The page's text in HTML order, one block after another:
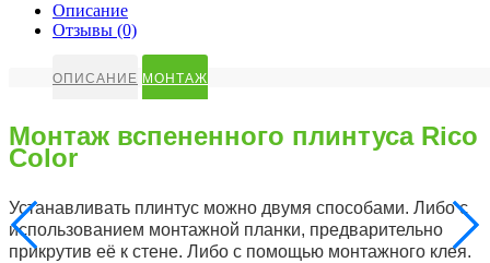
Описание
Отзывы (0)
ОПИСАНИЕ МОНТАЖ
Монтаж вспененного плинтуса Rico
Color
Устанавливать плинтус можно двумя способами. Либо с
использованием монтажной планки, предварительно
прикрутив её к стене. Либо с помощью монтажного клея.